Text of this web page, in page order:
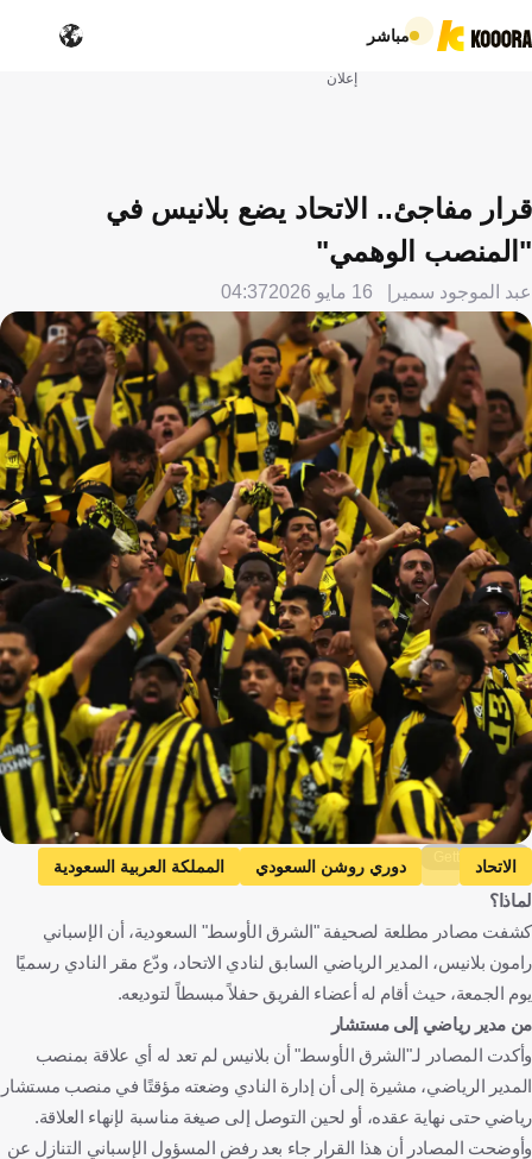
مباشر
إعلان
قرار مفاجئ.. الاتحاد يضع بلانيس في
"المنصب الوهمي"
عبد الموجود سمير 16 مايو 2026 04:37
Getty Images
الاتحاد دوري روشن السعودي
المملكة العربية السعودية
كرة قدم
لماذا؟
كشفت مصادر مطلعة لصحيفة "الشرق الأوسط" السعودية، أن الإسباني
رامون بلانيس، المدير الرياضي السابق لنادي الاتحاد، ودّع مقر النادي رسميًا
يوم الجمعة، حيث أقام له أعضاء الفريق حفلاً مبسطاً لتوديعه.
من مدير رياضي إلى مستشار
وأكدت المصادر لـ"الشرق الأوسط" أن بلانيس لم تعد له أي علاقة بمنصب
المدير الرياضي، مشيرة إلى أن إدارة النادي وضعته مؤقتًا في منصب مستشار
رياضي حتى نهاية عقده، أو لحين التوصل إلى صيغة مناسبة لإنهاء العلاقة.
وأوضحت المصادر أن هذا القرار جاء بعد رفض المسؤول الإسباني التنازل عن